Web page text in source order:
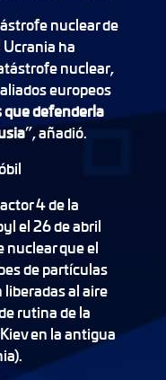
nuclear de
ha
nuclear,
europeos
defenderla
”, añadió.
4 de la
el 26 de abril
nuclear que el
de partículas
al aire
rutina de la
en la antigua